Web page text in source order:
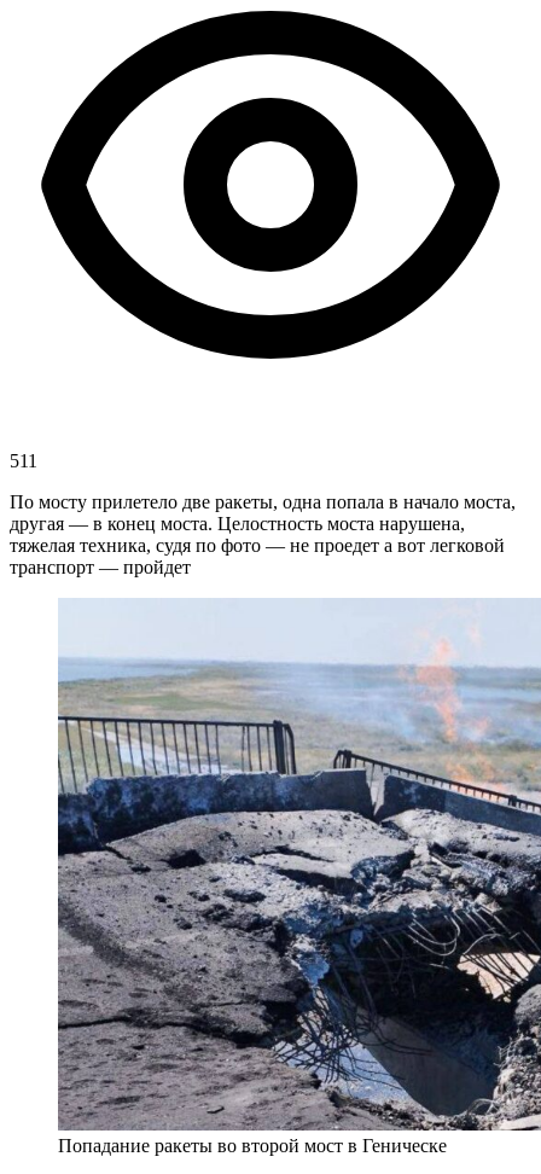
511
По мосту прилетело две ракеты, одна попала в начало моста,
другая — в конец моста. Целостность моста нарушена,
тяжелая техника, судя по фото — не проедет а вот легковой
транспорт — пройдет
Попадание ракеты во второй мост в Геническе